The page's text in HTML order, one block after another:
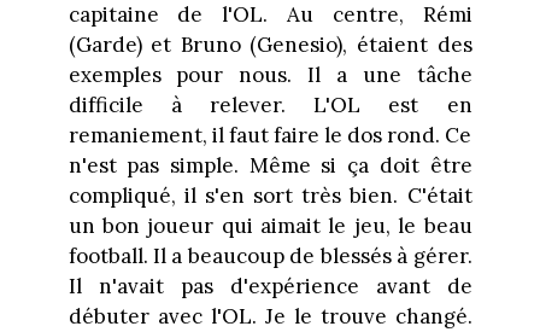
capitaine de l'OL. Au centre, Rémi
(Garde) et Bruno (Genesio), étaient des
exemples pour nous. Il a une tâche
difficile à relever. L'OL est en
remaniement, il faut faire le dos rond. Ce
n'est pas simple. Même si ça doit être
compliqué, il s'en sort très bien. C'était
un bon joueur qui aimait le jeu, le beau
football. Il a beaucoup de blessés à gérer.
Il n'avait pas d'expérience avant de
débuter avec l'OL. Je le trouve changé.